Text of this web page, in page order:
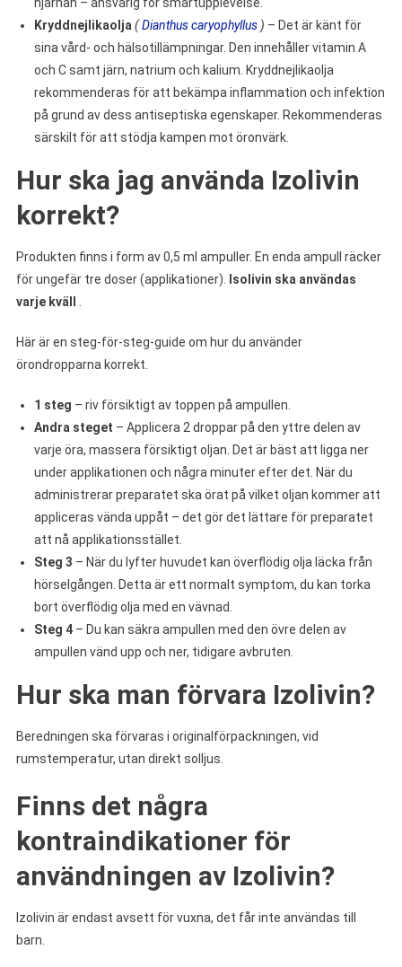
hjärnan – ansvarig för smärtupplevelse.
Kryddnejlikaolja(Dianthus caryophyllus) – Det är känt för
sina vård- och hälsotillämpningar. Den innehåller vitamin A
och C samt järn, natrium och kalium. Kryddnejlikaolja
rekommenderas för att bekämpa inflammation och infektion
på grund av dess antiseptiska egenskaper. Rekommenderas
särskilt för att stödja kampen mot öronvärk.
Hur ska jag använda Izolivin
korrekt?
Produkten finns i form av 0,5 ml ampuller. En enda ampull räcker
för ungefär tre doser (applikationer). Isolivin ska användas
varje kväll
.
Här är en steg-för-steg-guide om hur du använder
örondropparna korrekt.
1 steg – riv försiktigt av toppen på ampullen.
Andra steget – Applicera 2 droppar på den yttre delen av
varje öra, massera försiktigt oljan. Det är bäst att ligga ner
under applikationen och några minuter efter det. När du
administrerar preparatet ska örat på vilket oljan kommer att
appliceras vända uppåt – det gör det lättare för preparatet
att nå applikationsstället.
Steg 3 – När du lyfter huvudet kan överflödig olja läcka från
hörselgången. Detta är ett normalt symptom, du kan torka
bort överflödig olja med en vävnad.
Steg 4– Du kan säkra ampullen med den övre delen av
ampullen vänd upp och ner, tidigare avbruten.
Hur ska man förvara Izolivin?
Beredningen ska förvaras i originalförpackningen, vid
rumstemperatur, utan direkt solljus.
Finns det några
kontraindikationer för
användningen av Izolivin?
Izolivin är endast avsett för vuxna, det får inte användas till
barn.